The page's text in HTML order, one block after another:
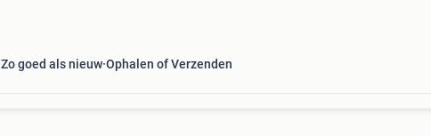
Zo goed als nieuw Ophalen of Verzenden